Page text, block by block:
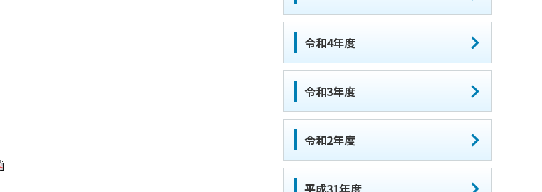
令和4年度
令和3年度
令和2年度
平成31年度